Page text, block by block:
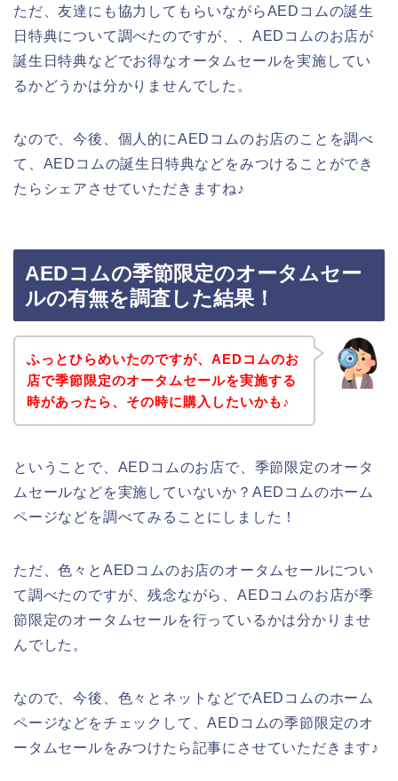
ただ、友達にも協力してもらいながらAEDコムの誕生
日特典について調べたのですが、、AEDコムのお店が
誕生日特典などでお得なオータムセールを実施してい
るかどうかは分かりませんでした。
なので、今後、個人的にAEDコムのお店のことを調べ
て、AEDコムの誕生日特典などをみつけることができ
たらシェアさせていただきますね♪
AEDコムの季節限定のオータムセー
ルの有無を調査した結果！
ふっとひらめいたのですが、AEDコムのお
店で季節限定のオータムセールを実施する
時があったら、その時に購入したいかも♪
ということで、AEDコムのお店で、季節限定のオータ
ムセールなどを実施していないか？AEDコムのホーム
ページなどを調べてみることにしました！
ただ、色々とAEDコムのお店のオータムセールについ
て調べたのですが、残念ながら、AEDコムのお店が季
節限定のオータムセールを行っているかは分かりませ
んでした。
なので、今後、色々とネットなどでAEDコムのホーム
ページなどをチェックして、AEDコムの季節限定のオ
ータムセールをみつけたら記事にさせていただきます♪